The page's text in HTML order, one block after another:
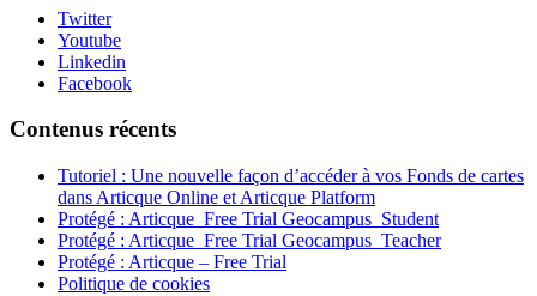
Twitter
Youtube
Linkedin
Facebook
Contenus récents
Tutoriel : Une nouvelle façon d’accéder à vos Fonds de cartes
dans Articque Online et Articque Platform
Protégé : Articque_Free Trial Geocampus_Student
Protégé : Articque_Free Trial Geocampus_Teacher
Protégé : Articque – Free Trial
Politique de cookies